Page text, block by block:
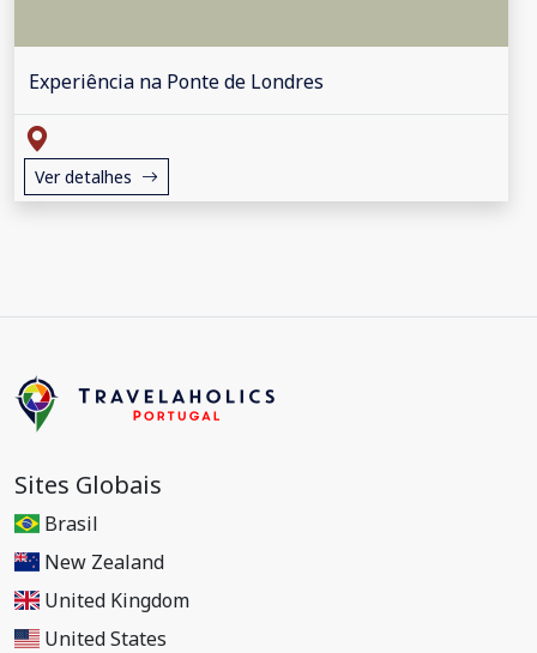
Experiência na Ponte de Londres
Ver detalhes
Sites Globais
Brasil
New Zealand
United Kingdom
United States